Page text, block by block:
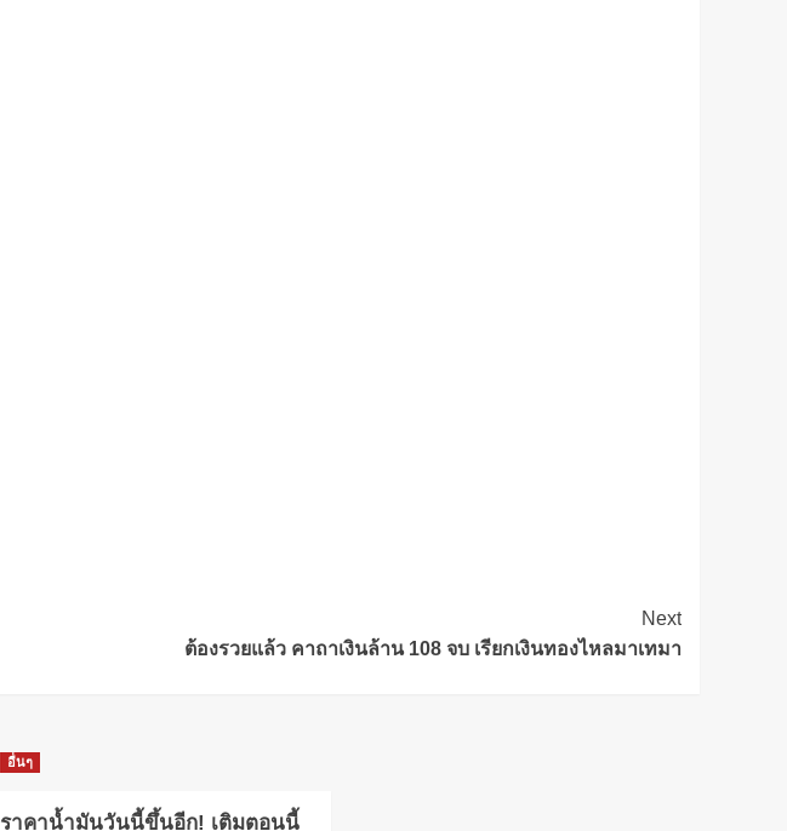
Next
ต้องรวยแล้ว คาถาเงินล้าน 108 จบ เรียกเงินทองไหลมาเทมา
อื่นๆ
ราคาน้ำมันวันนี้ขึ้นอีก! เติมตอนนี้